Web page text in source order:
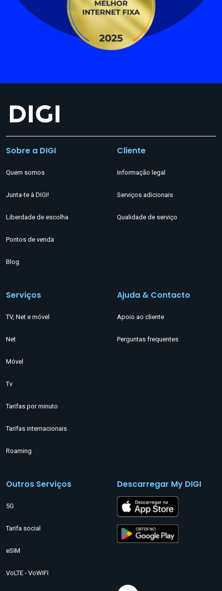
Sobre a DIGI
Quem somos
Junta-te à DIGI!
Liberdade de escolha
Pontos de venda
Blog
Cliente
Informação legal
Serviços adicionais
Qualidade de serviço
Serviços
TV, Net e móvel
Net
Móvel
Tv
Tarifas por minuto
Tarifas internacionais
Roaming
Ajuda & Contacto
Apoio ao cliente
Perguntas frequentes
Outros Serviços
5G
Tarifa social
eSIM
VoLTE - VoWIFI
Descarregar My DIGI